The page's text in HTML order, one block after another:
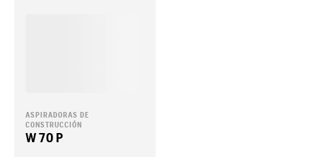
ASPIRADORAS DE
CONSTRUCCIÓN
W 70 P